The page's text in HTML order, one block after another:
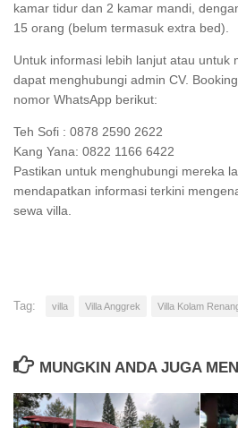
kamar tidur dan 2 kamar mandi,
15 orang (belum termasuk extra bed).
Untuk informasi lebih lanjut atau untuk
dapat menghubungi admin CV.
nomor WhatsApp berikut:
Teh Sofi : 0878 2590 2622
Kang Yana: 0822 1166 6422
Pastikan untuk menghubungi mereka
mendapatkan informasi terkini
sewa villa.
Tag: villa Villa Anggrek Villa Kolam
MUNGKIN ANDA JUGA